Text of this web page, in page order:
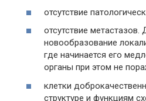
отсутствие
отсутствие
новообразование
где начинается его
органы при этом не
клетки
структуре и функциям